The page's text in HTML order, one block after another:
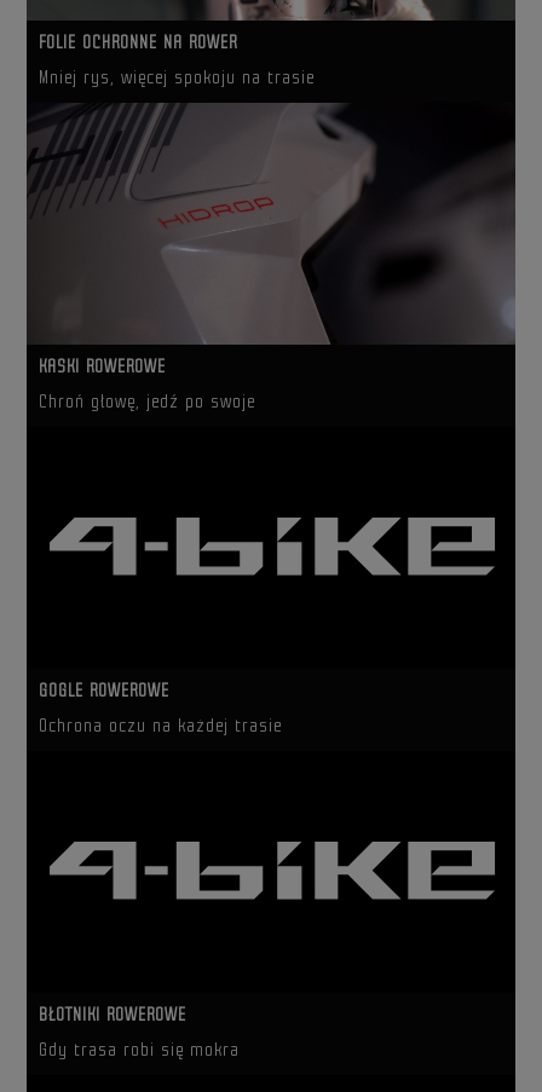
FOLIE OCHRONNE NA ROWER
Mniej rys, więcej spokoju na trasie
KASKI ROWEROWE
Chroń głowę, jedź po swoje
GOGLE ROWEROWE
Ochrona oczu na każdej trasie
BŁOTNIKI ROWEROWE
Gdy trasa robi się mokra